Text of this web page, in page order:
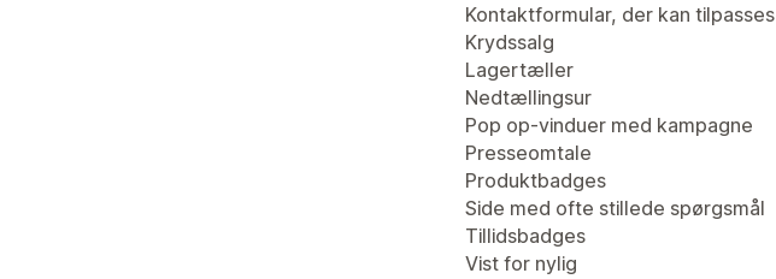
Kontaktformular, der kan tilpasses
Krydssalg
Lagertæller
Nedtællingsur
Pop op-vinduer med kampagne
Presseomtale
Produktbadges
Side med ofte stillede spørgsmål
Tillidsbadges
Vist for nylig